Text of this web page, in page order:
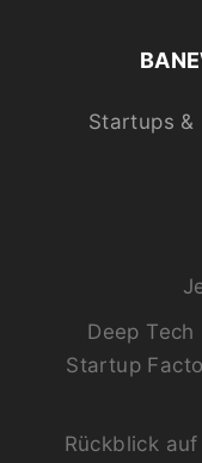
Startups &
Deep
Startup
Rückblick auf